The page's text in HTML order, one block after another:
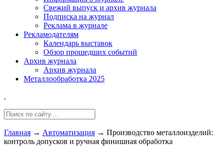
Свежий выпуск и архив журнала
Подписка на журнал
Реклама в журнале
Рекламодателям
Календарь выставок
Обзор прошедших событий
Архив журнала
Архив журнала
Металлообработка 2025
Главная → Автоматизация → Производство металлоизделий:
контроль допусков и ручная финишная обработка